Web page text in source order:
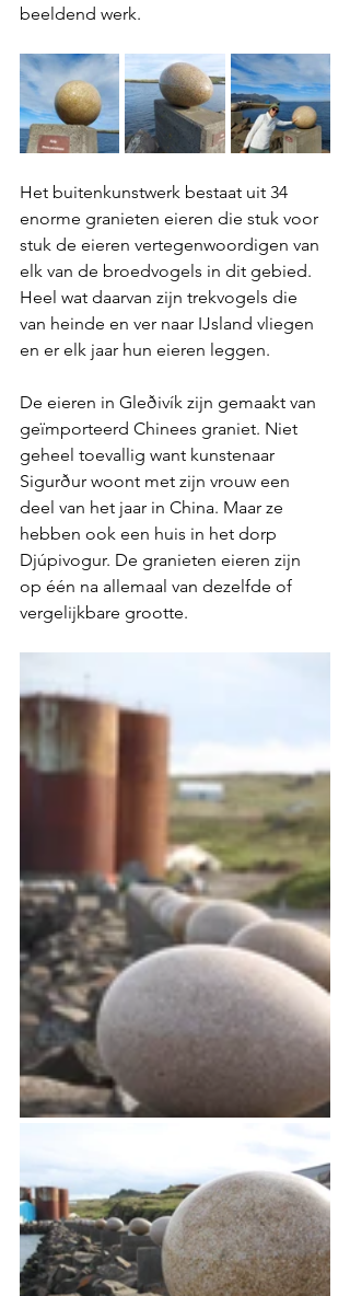
beeldend werk.
Het buitenkunstwerk bestaat uit 34
enorme granieten eieren die stuk voor
stuk de eieren vertegenwoordigen van
elk van de broedvogels in dit gebied.
Heel wat daarvan zijn trekvogels die
van heinde en ver naar IJsland vliegen
en er elk jaar hun eieren leggen.
De eieren in Gleðivík zijn gemaakt van
geïmporteerd Chinees graniet. Niet
geheel toevallig want kunstenaar
Sigurður woont met zijn vrouw een
deel van het jaar in China. Maar ze
hebben ook een huis in het dorp
Djúpivogur. De granieten eieren zijn
op één na allemaal van dezelfde of
vergelijkbare grootte.